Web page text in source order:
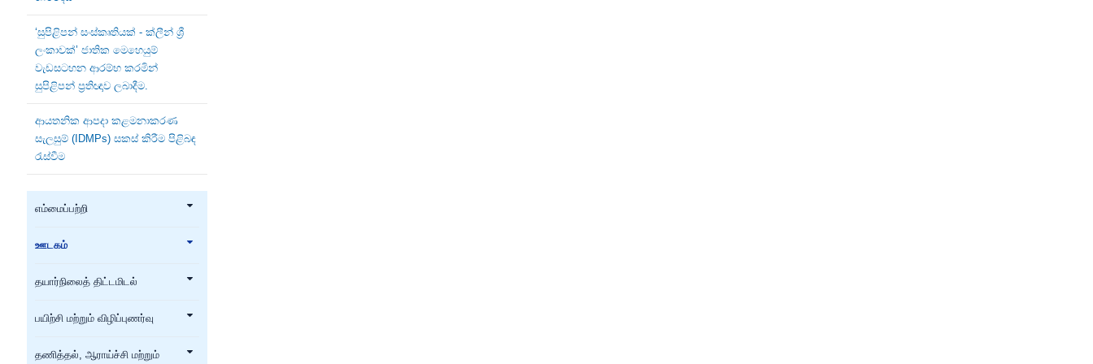
‘සුපිළිපන් සංස්කෘතියක් - ක්ලීන් ශ්‍රී
ලංකාවක්’ ජාතික මෙහෙයුම්
වැඩසටහන ආරම්භ කරමින්
සුපිළිපන් ප්‍රතිඥාව ලබාදීම.
ආයතනික ආපදා කළමනාකරණ
සැලසුම් (IDMPs) සකස් කිරීම පිළිබඳ
රැස්වීම
எம்மைப்பற்றி
ஊடகம்
தயார்நிலைத் திட்டமிடல்
பயிற்சி மற்றும் விழிப்புணர்வு
தணித்தல், ஆராய்ச்சி மற்றும்